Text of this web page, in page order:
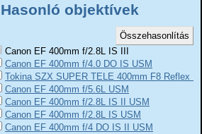
Hasonló objektívek
Canon EF 400mm f/2.8L IS III
Canon EF 400mm f/4.0 DO IS USM
Tokina SZX SUPER TELE 400mm F8 Reflex MF
Canon EF 400mm f/5.6L USM
Canon EF 400mm f/2.8L IS II USM
Canon EF 400mm f/2.8L IS USM
Canon EF 400mm f/4 DO IS II USM